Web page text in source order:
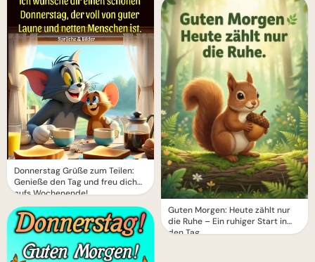
Donnerstag Grüße zum Teilen:
Genieße den Tag und freu dich
aufs Wochenende!
Guten Morgen: Heute zählt nur
die Ruhe – Ein ruhiger Start in
den Tag